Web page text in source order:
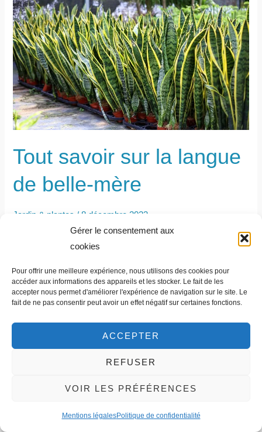
Gérer le consentement aux
cookies
Pour offrir une meilleure expérience, nous utilisons des cookies pour
accéder aux informations des appareils et les stocker. Le fait de les
accepter nous permet d'améliorer l'expérience de navigation sur le site. Le
fait de ne pas consentir peut avoir un effet négatif sur certaines fonctions.
ACCEPTER
REFUSER
VOIR LES PRÉFÉRENCES
Mentions légalesPolitique de confidentialité
Tout savoir sur la langue
de belle-mère
Jardin & plantes / 8 décembre 2023
idéale pour les débutants du jardinage qui habillera vos pièces
de vie. Présentation de la langue de belle-mère La langue de
belle-mère, aussi appelé Sansevière, est une plante d’origine